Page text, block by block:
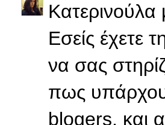
Εσείς έχετε
να σας
πως
blogers, και